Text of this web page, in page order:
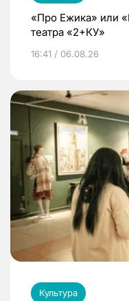
«Про Ежика» или
театра «2+КУ»
16:41 / 06.08.26
Культура